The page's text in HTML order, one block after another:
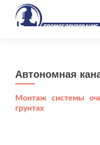
Автономная
Монтаж системы
грунтах